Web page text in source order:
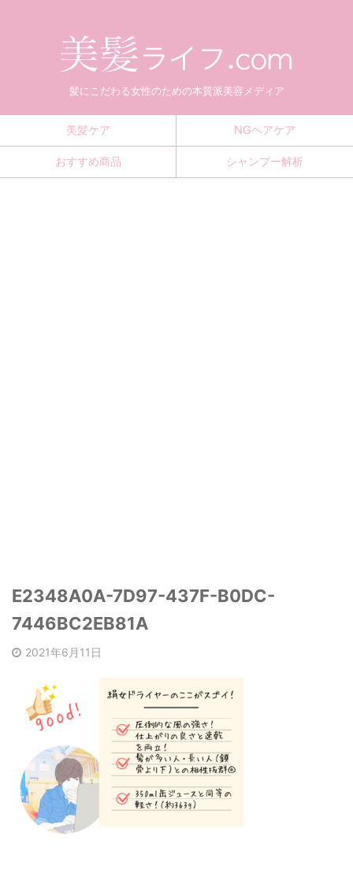
髪にこだわる女性のための本質派美容メディア
美髪ケア NGヘアケア
おすすめ商品 シャンプー解析
E2348A0A-7D97-437F-B0DC-
7446BC2EB81A
2021年6月11日